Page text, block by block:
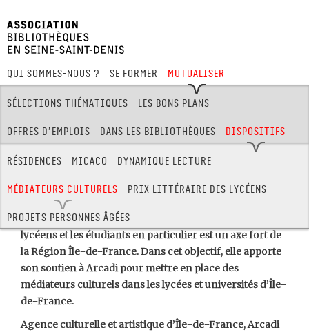
Qui sommes-nous ? Se former Mutualiser
Sélections thématiques Les bons plans
Offres d’emplois Dans les bibliothèques Dispositifs
Résidences MICACO Dynamique lecture
Médiateurs culturels Prix littéraire des Lycéens
Projets personnes âgées
Salons / Festivals Formations des partenaires
Festival Hors Limites
LES MÉDIATEURS CULTURELS
Favoriser l’accès à la culture pour tous et pour les
lycéens et les étudiants en particulier est un axe fort de
la Région Île-de-France. Dans cet objectif, elle apporte
son soutien à Arcadi pour mettre en place des
médiateurs culturels dans les lycées et universités d’Île-
de-France.
Agence culturelle et artistique d’Île-de-France, Arcadi